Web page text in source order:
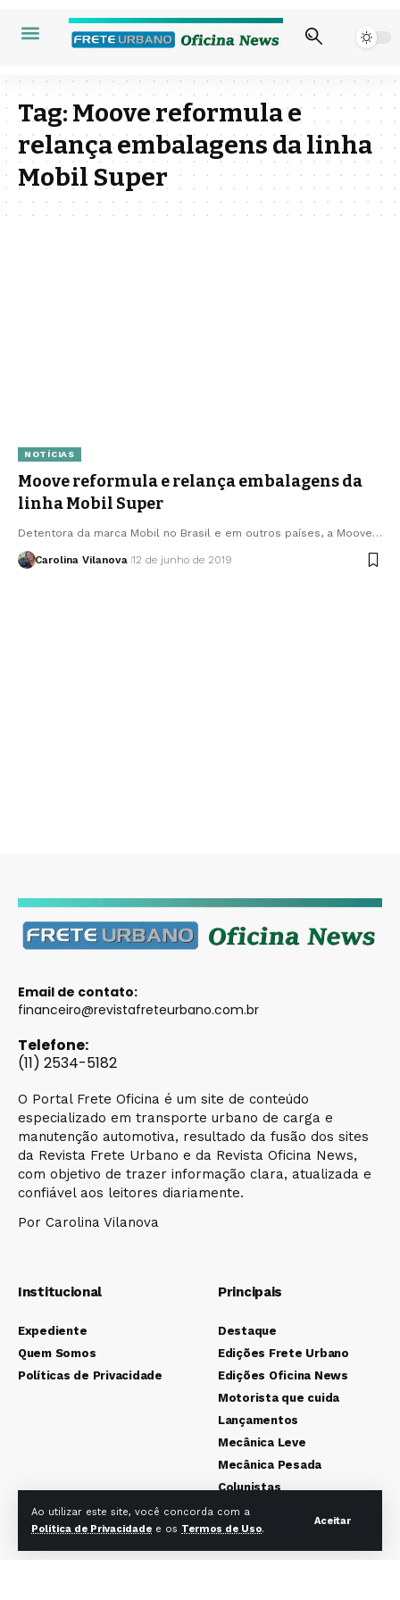
Ao utilizar este site, você concorda com a
Política de Privacidade e os Termos de Uso.
Aceitar
Tag:Moove reformula e
relança embalagens da linha
Mobil Super
NOTÍCIAS
Moove reformula e relança embalagens da
linha Mobil Super
Detentora da marca Mobil no Brasil e em outros países, a Moove…
Carolina Vilanova 12 de junho de 2019
Email de contato:
financeiro@revistafreteurbano.com.br
Telefone:
(11) 2534-5182
O Portal Frete Oficina é um site de conteúdo
especializado em transporte urbano de carga e
manutenção automotiva, resultado da fusão dos sites
da Revista Frete Urbano e da Revista Oficina News,
com objetivo de trazer informação clara, atualizada e
confiável aos leitores diariamente.
Por Carolina Vilanova
Institucional
Expediente
Quem Somos
Políticas de Privacidade
Principais
Destaque
Edições Frete Urbano
Edições Oficina News
Motorista que cuida
Lançamentos
Mecânica Leve
Mecânica Pesada
Colunistas